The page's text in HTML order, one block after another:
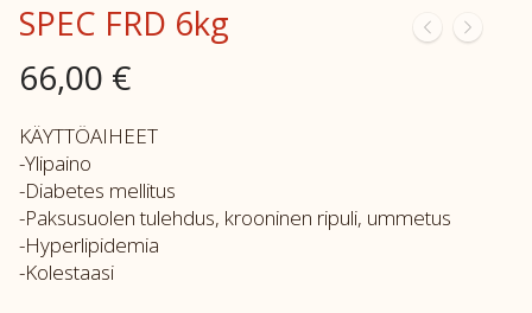
SPEC FRD 6kg
66,00 €
KÄYTTÖAIHEET
-Ylipaino
-Diabetes mellitus
-Paksusuolen tulehdus, krooninen ripuli, ummetus
-Hyperlipidemia
-Kolestaasi